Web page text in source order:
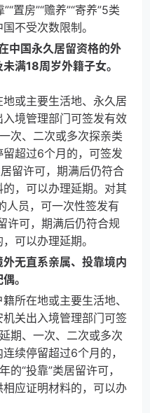
置房”“赡养”“寄养”5类
不受次数限制。
中国永久居留资格的外
满18周岁外籍子女。
或主要生活地、永久居
境管理部门可签发有效
次、二次或多次探亲类
超过6个月的，可签发
留许可，期满后仍符合
，可以办理延期。对其
人员，可一次性签发有
许可，期满后仍符合规
可以办理延期。
无直系亲属、投靠境内
。
所在地或主要生活地、
关出入境管理部门可签
期、一次、二次或多次
续停留超过6个月的，
“投靠”类居留许可，
应证明材料的，可以办